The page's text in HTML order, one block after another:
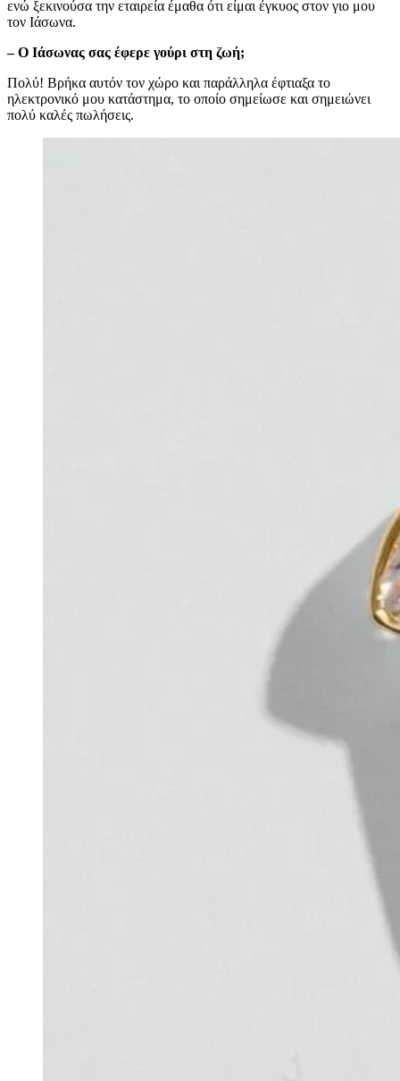
ενώ ξεκινούσα την εταιρεία έμαθα ότι είμαι έγκυος στον γιο μου
τον Ιάσωνα.
– Ο Ιάσωνας σας έφερε γούρι στη ζωή;
Πολύ! Βρήκα αυτόν τον χώρο και παράλληλα έφτιαξα το
ηλεκτρονικό μου κατάστημα, το οποίο σημείωσε και σημειώνει
πολύ καλές πωλήσεις.